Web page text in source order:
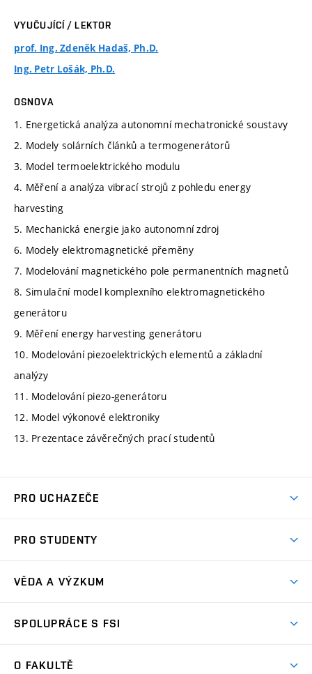
VYUČUJÍCÍ / LEKTOR
prof. Ing. Zdeněk Hadaš, Ph.D.
Ing. Petr Lošák, Ph.D.
OSNOVA
1. Energetická analýza autonomní mechatronické soustavy
2. Modely solárních článků a termogenerátorů
3. Model termoelektrického modulu
4. Měření a analýza vibrací strojů z pohledu energy
harvesting
5. Mechanická energie jako autonomní zdroj
6. Modely elektromagnetické přeměny
7. Modelování magnetického pole permanentních magnetů
8. Simulační model komplexního elektromagnetického
generátoru
9. Měření energy harvesting generátoru
10. Modelování piezoelektrických elementů a základní
analýzy
11. Modelování piezo-generátoru
12. Model výkonové elektroniky
13. Prezentace závěrečných prací studentů
PRO UCHAZEČE
Ambasadoři studia
Zápisy
PRO STUDENTY
Studijní předpisy
Pro prváky
VĚDA A VÝZKUM
Oblasti výzkumu
SPOLUPRÁCE S FSI
O FAKULTĚ